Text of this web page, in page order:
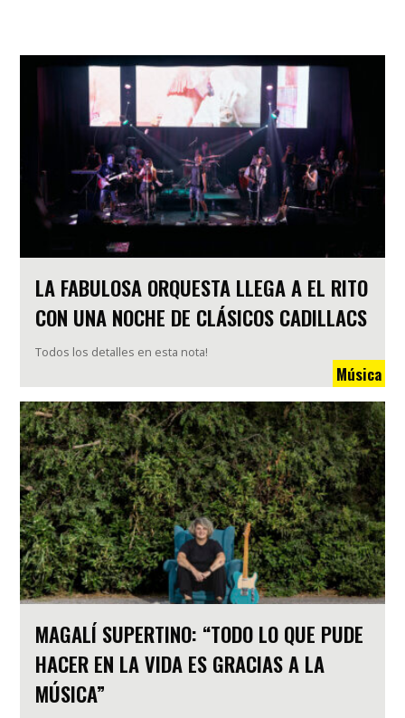
LA FABULOSA ORQUESTA LLEGA A EL RITO
CON UNA NOCHE DE CLÁSICOS CADILLACS
Todos los detalles en esta nota!
Música
MAGALÍ SUPERTINO: “TODO LO QUE PUDE
HACER EN LA VIDA ES GRACIAS A LA
MÚSICA”